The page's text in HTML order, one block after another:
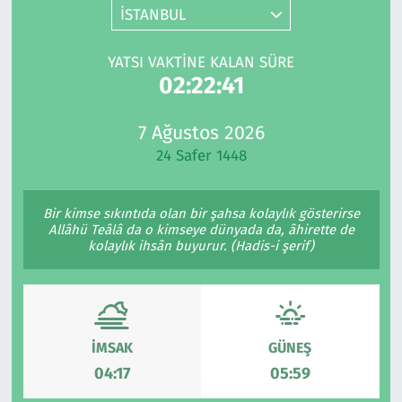
İSTANBUL
YATSI VAKTINE KALAN SÜRE
02:22:41
7 Ağustos 2026
24 Safer 1448
Bir kimse sıkıntıda olan bir şahsa kolaylık gösterirse
Allâhü Teâlâ da o kimseye dünyada da, âhirette de
kolaylık ihsân buyurur. (Hadis-i şerif)
İMSAK
04:17
GÜNEŞ
05:59
Kültür Sanat
Lezzet Durağı
Otomobil
Ramazan